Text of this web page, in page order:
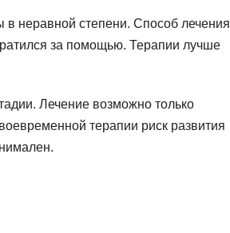
неравной степени. Способ лечения
за помощью. Терапии лучше
Лечение возможно только
терапии риск развития